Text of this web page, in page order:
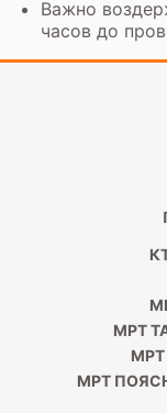
Важно
часов до
МРТ
МРТ